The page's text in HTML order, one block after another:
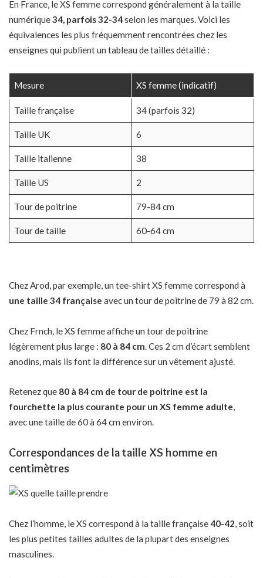
En France, le XS femme correspond généralement à la taille
numérique34, parfois 32-34selon les marques. Voici les
équivalences les plus fréquemment rencontrées chez les
enseignes qui publient un tableau de tailles détaillé :
Mesure XS femme (indicatif)
Taille française 34 (parfois 32)
Taille UK 6
Taille italienne 38
Taille US 2
Tour de poitrine 79-84 cm
Tour de taille 60-64 cm
Chez Arod, par exemple, un tee-shirt XS femme correspond à
une taille 34 française avec un tour de poitrine de 79 à 82 cm.
Chez Frnch, le XS femme affiche un tour de poitrine
légèrement plus large : 80 à 84 cm. Ces 2 cm d’écart semblent
anodins, mais ils font la différence sur un vêtement ajusté.
Retenez que 80 à 84 cm de tour de poitrine est la
fourchette la plus courante pour un XS femme adulte,
avec une taille de 60 à 64 cm environ.
Correspondances de la taille XS homme en
centimètres
Chez l’homme, le XS correspond à la taille française40-42, soit
les plus petites tailles adultes de la plupart des enseignes
masculines.